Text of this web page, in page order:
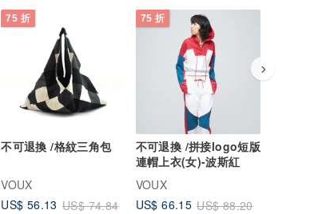
75 折
不可退換 /格紋三角包
VOUX
US$ 56.13 US$ 74.84
75 折
不可退換 /拼接logo短版
連帽上衣(女)-波斯紅
VOUX
US$ 66.15 US$ 88.20